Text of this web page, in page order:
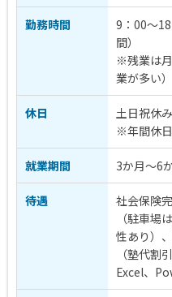
勤務時間
9：00～
間）
※残業は
業が多い）
休日
土日祝休
※年間休
就業期間 3か月～6
待遇
社会保険
（駐車場
性あり）
（塾代割
Excel、